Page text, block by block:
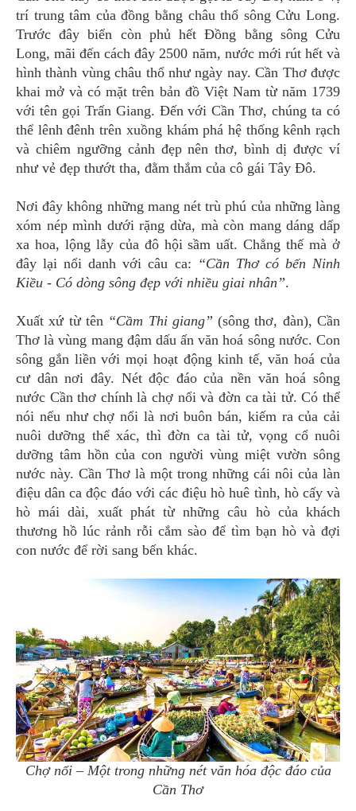
trí trung tâm của đồng bằng châu thổ sông Cửu Long.
Trước đây biển còn phủ hết Đồng bằng sông Cửu
Long, mãi đến cách đây 2500 năm, nước mới rút hết và
hình thành vùng châu thổ như ngày nay. Cần Thơ được
khai mở và có mặt trên bản đồ Việt Nam từ năm 1739
với tên gọi Trấn Giang. Đến với Cần Thơ, chúng ta có
thể lênh đênh trên xuồng khám phá hệ thống kênh rạch
và chiêm ngưỡng cảnh đẹp nên thơ, bình dị được ví
như vẻ đẹp thướt tha, đằm thắm của cô gái Tây Đô.
Nơi đây không những mang nét trù phú của những làng
xóm nép mình dưới rặng dừa, mà còn mang dáng dấp
xa hoa, lộng lẫy của đô hội sầm uất. Chẳng thế mà ở
đây lại nổi danh với câu ca: “Cần Thơ có bến Ninh
Kiều - Có dòng sông đẹp với nhiều giai nhân”.
Xuất xứ từ tên “Cầm Thi giang”(sông thơ, đàn), Cần
Thơ là vùng mang đậm dấu ấn văn hoá sông nước. Con
sông gắn liền với mọi hoạt động kinh tế, văn hoá của
cư dân nơi đây. Nét độc đáo của nền văn hoá sông
nước Cần thơ chính là chợ nổi và đờn ca tài tử. Có thể
nói nếu như chợ nổi là nơi buôn bán, kiếm ra của cải
nuôi dưỡng thể xác, thì đờn ca tài tử, vọng cổ nuôi
dưỡng tâm hồn của con người vùng miệt vườn sông
nước này. Cần Thơ là một trong những cái nôi của làn
điệu dân ca độc đáo với các điệu hò huê tình, hò cấy và
hò mái dài, xuất phát từ những câu hò của khách
thương hồ lúc rảnh rỗi cắm sào để tìm bạn hò và đợi
con nước để rời sang bến khác.
Chợ nổi – Một trong những nét văn hóa độc đáo của
Cần Thơ